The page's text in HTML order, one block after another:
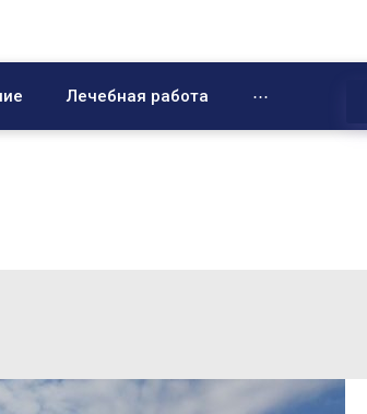
Лечебная работа ⋯